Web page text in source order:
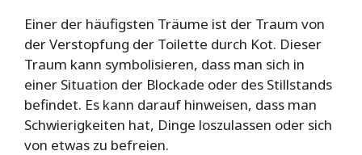
Einer der häufigsten Träume ist der Traum von
der Verstopfung der Toilette durch Kot. Dieser
Traum kann symbolisieren, dass man sich in
einer Situation der Blockade oder des Stillstands
befindet. Es kann darauf hinweisen, dass man
Schwierigkeiten hat, Dinge loszulassen oder sich
von etwas zu befreien.